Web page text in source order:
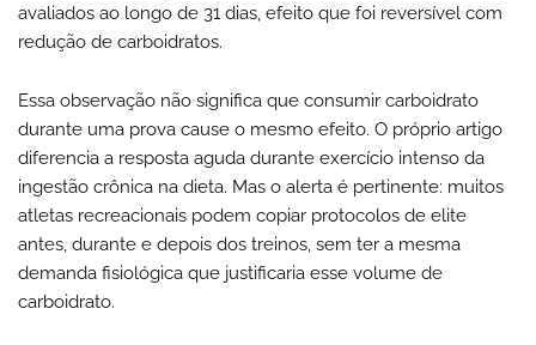
avaliados ao longo de 31 dias, efeito que foi reversível com
redução de carboidratos.
Essa observação não significa que consumir carboidrato
durante uma prova cause o mesmo efeito. O próprio artigo
diferencia a resposta aguda durante exercício intenso da
ingestão crônica na dieta. Mas o alerta é pertinente: muitos
atletas recreacionais podem copiar protocolos de elite
antes, durante e depois dos treinos, sem ter a mesma
demanda fisiológica que justificaria esse volume de
carboidrato.